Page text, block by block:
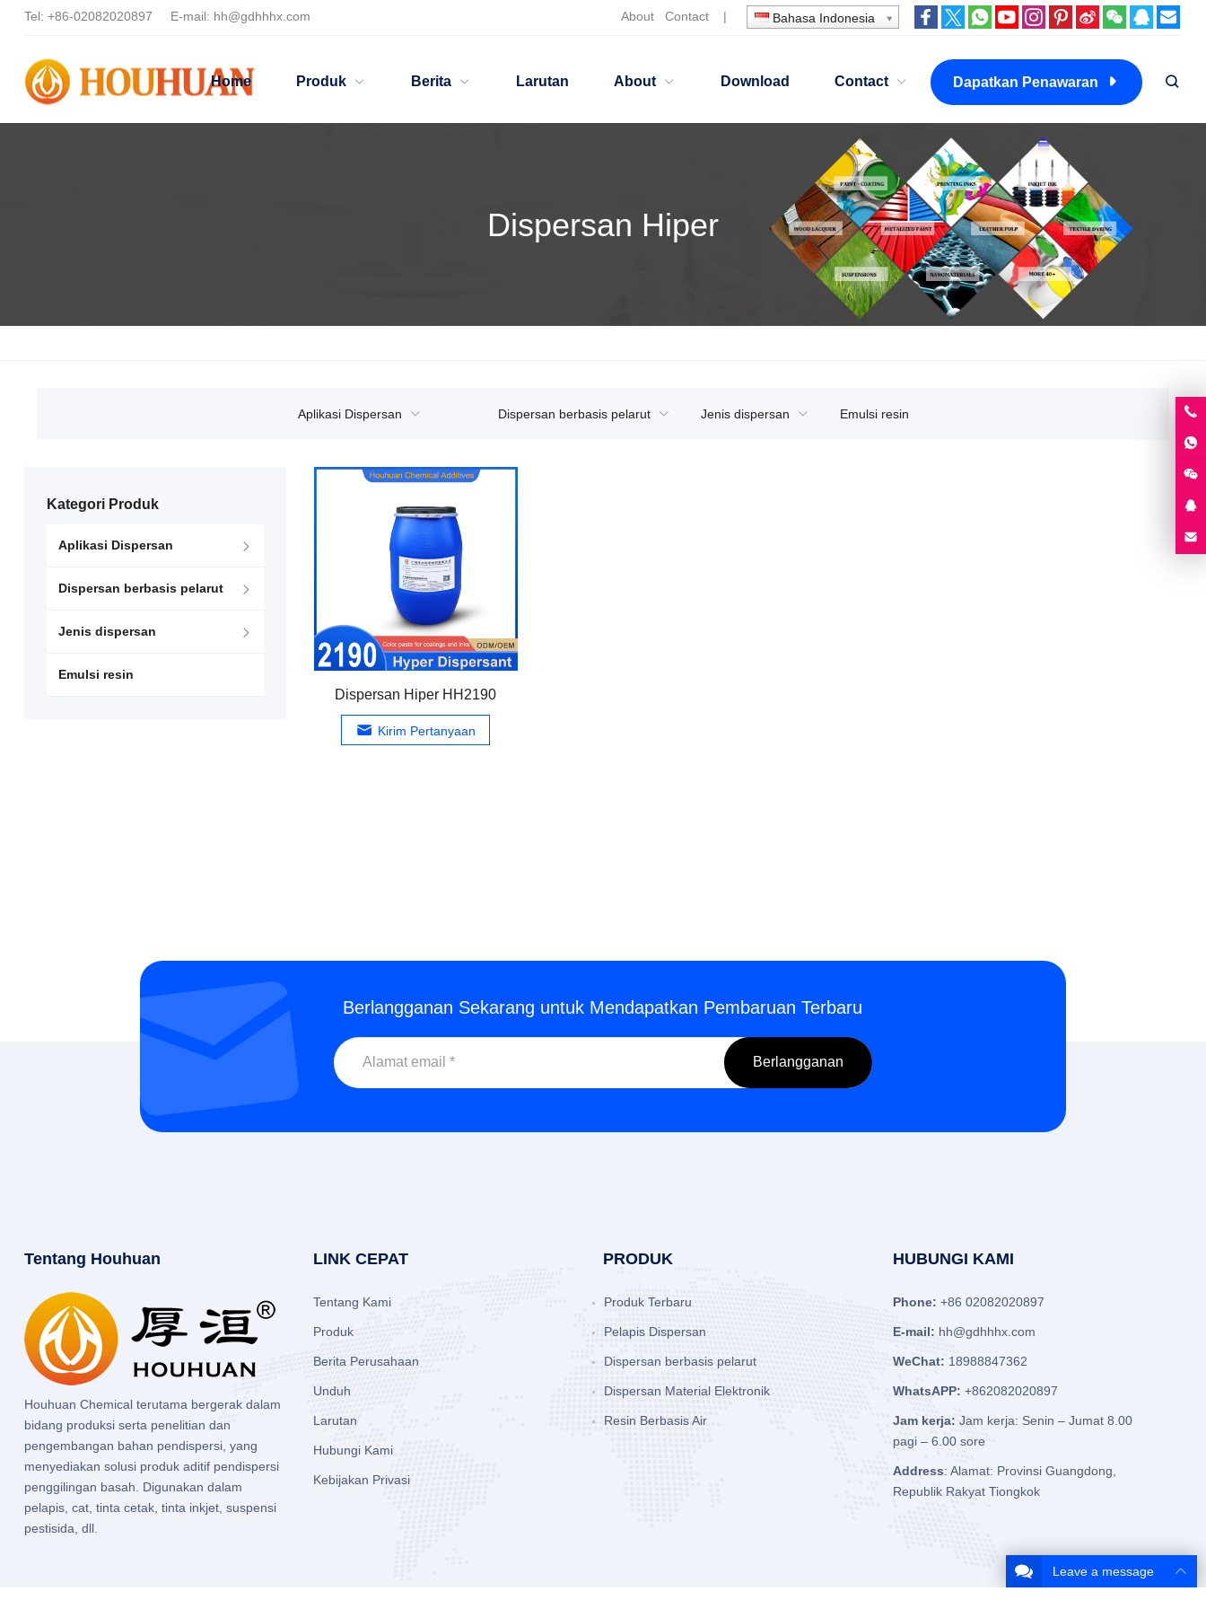
Tel: +86-02082020897 E-mail: hh@gdhhhx.com About Contact | Bahasa Indonesia
Home Produk Berita Larutan About Download Contact Dapatkan Penawaran
Dispersan Hiper
Aplikasi Dispersan Dispersan berbasis pelarut Jenis dispersan Emulsi resin
Dispersan Hiper HH2190
Kirim Pertanyaan
Kategori Produk
Aplikasi Dispersan
Dispersan berbasis pelarut
Jenis dispersan
Emulsi resin
Berlangganan Sekarang untuk Mendapatkan Pembaruan Terbaru
Tentang Houhuan
Houhuan Chemical terutama bergerak dalam
bidang produksi serta penelitian dan
pengembangan bahan pendispersi, yang
menyediakan solusi produk aditif pendispersi
penggilingan basah. Digunakan dalam
pelapis, cat, tinta cetak, tinta inkjet, suspensi
pestisida, dll.
LINK CEPAT
Tentang Kami
Produk
Berita Perusahaan
Unduh
Larutan
Hubungi Kami
Kebijakan Privasi
PRODUK
Produk Terbaru
Pelapis Dispersan
Dispersan berbasis pelarut
Dispersan Material Elektronik
Resin Berbasis Air
HUBUNGI KAMI
Phone: +86 02082020897
E-mail: hh@gdhhhx.com
WeChat: 18988847362
WhatsAPP: +862082020897
Jam kerja: Jam kerja: Senin – Jumat 8.00
pagi – 6.00 sore
Address: Alamat: Provinsi Guangdong,
Republik Rakyat Tiongkok
Leave a message